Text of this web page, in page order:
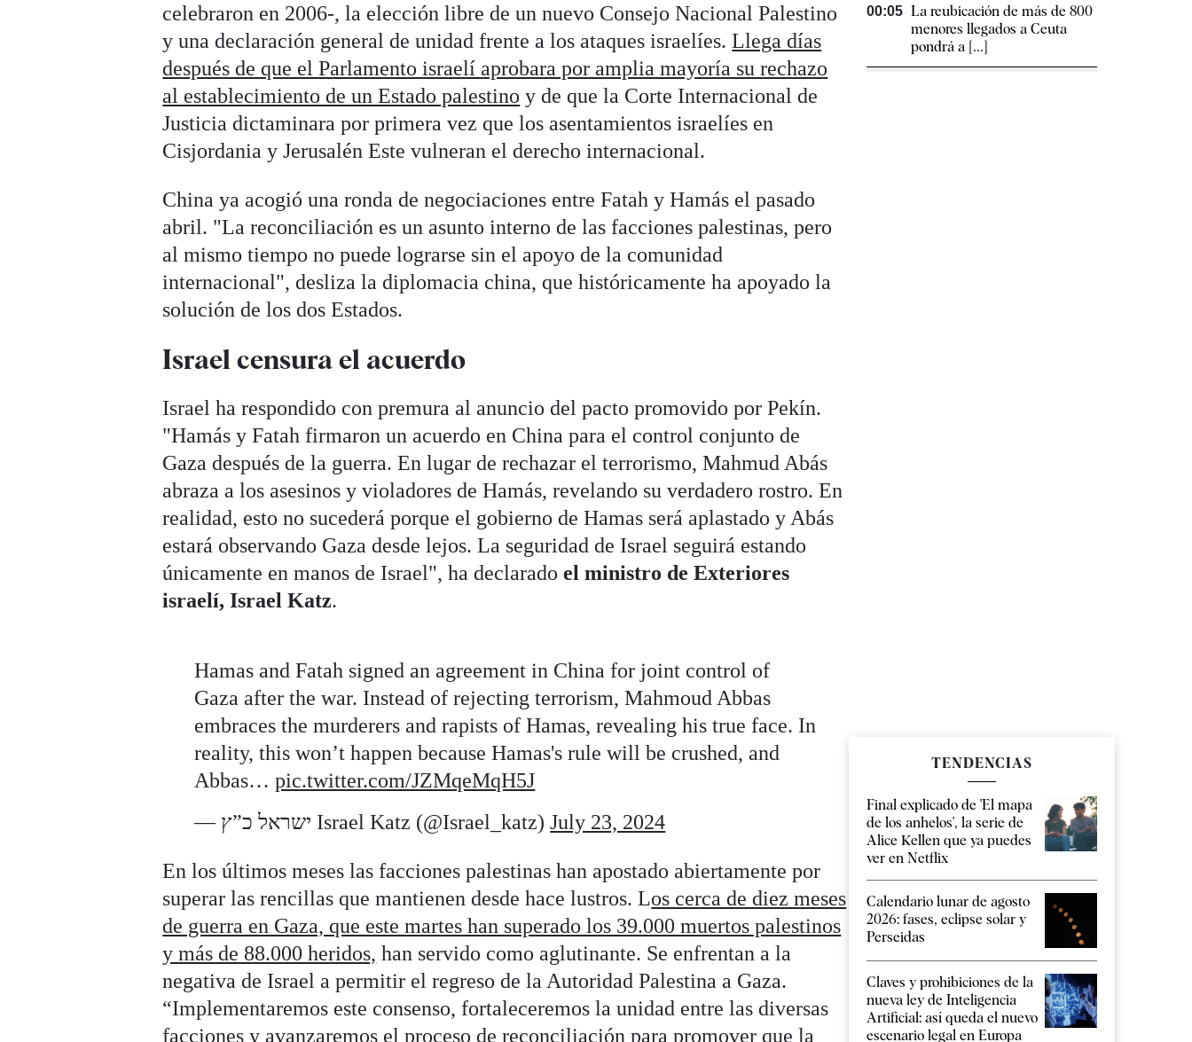
celebraron en 2006-, la elección libre de un nuevo Consejo Nacional Palestino
y una declaración general de unidad frente a los ataques israelíes.Llega días
después de que el Parlamento israelí aprobara por amplia mayoría su rechazo
al establecimiento de un Estado palestino y de que la Corte Internacional de
Justicia dictaminara por primera vez que los asentamientos israelíes en
Cisjordania y Jerusalén Este vulneran el derecho internacional.
China ya acogió una ronda de negociaciones entre Fatah y Hamás el pasado
abril. "La reconciliación es un asunto interno de las facciones palestinas, pero
al mismo tiempo no puede lograrse sin el apoyo de la comunidad
internacional", desliza la diplomacia china, que históricamente ha apoyado la
solución de los dos Estados.
Israel censura el acuerdo
Israel ha respondido con premura al anuncio del pacto promovido por Pekín.
"Hamás y Fatah firmaron un acuerdo en China para el control conjunto de
Gaza después de la guerra. En lugar de rechazar el terrorismo, Mahmud Abás
abraza a los asesinos y violadores de Hamás, revelando su verdadero rostro. En
realidad, esto no sucederá porque el gobierno de Hamas será aplastado y Abás
estará observando Gaza desde lejos. La seguridad de Israel seguirá estando
únicamente en manos de Israel", ha declaradoel ministro de Exteriores
israelí, Israel Katz.
Hamas and Fatah signed an agreement in China for joint control of
Gaza after the war. Instead of rejecting terrorism, Mahmoud Abbas
embraces the murderers and rapists of Hamas, revealing his true face. In
reality, this won’t happen because Hamas's rule will be crushed, and
Abbas…pic.twitter.com/JZMqeMqH5J
— ישראל כ”ץ Israel Katz (@Israel_katz)July 23, 2024
En los últimos meses las facciones palestinas han apostado abiertamente por
superar las rencillas que mantienen desde hace lustros. Los cerca de diez meses
de guerra en Gaza, que este martes han superado los 39.000 muertos palestinos
y más de 88.000 heridos, han servido como aglutinante. Se enfrentan a la
negativa de Israel a permitir el regreso de la Autoridad Palestina a Gaza.
“Implementaremos este consenso, fortaleceremos la unidad entre las diversas
facciones y avanzaremos el proceso de reconciliación para promover que la
00:05 La reubicación de más de 800
menores llegados a Ceuta
pondrá a [...]
TENDENCIAS
Final explicado de 'El mapa
de los anhelos', la serie de
Alice Kellen que ya puedes
ver en Netflix
Calendario lunar de agosto
2026: fases, eclipse solar y
Perseidas
Claves y prohibiciones de la
nueva ley de Inteligencia
Artificial: así queda el nuevo
escenario legal en Europa